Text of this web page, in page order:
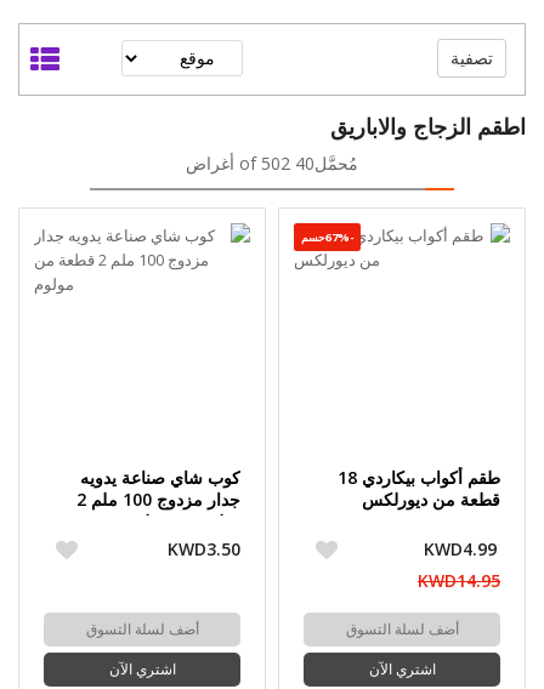
اطقم الزجاج والاباريق
مُحمَّل40 of 502 أغراض
-67%حسم
طقم أكواب بيكاردي 18
قطعة من ديورلكس
KWD4.99
KWD14.95
أضف لسلة التسوق
اشتري الآن
كوب شاي صناعة يدويه
جدار مزدوج 100 ملم 2
قطعة من مولوم
KWD3.50
أضف لسلة التسوق
اشتري الآن
تصفية